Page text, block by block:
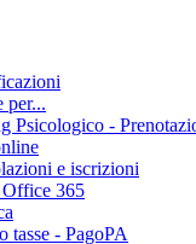
per...
Psicologico -
e iscrizioni
365
tasse - PagoPA